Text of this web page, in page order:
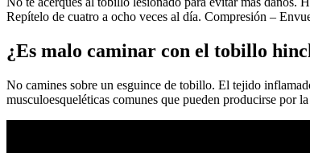
Repítelo de cuatro a ocho veces al día. Compresión –
¿Es malo caminar con el tobillo
No camines sobre un esguince de tobillo. El tejido
musculoesqueléticas comunes que pueden producirse por